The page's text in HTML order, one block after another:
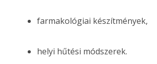
farmakológiai készítmények,
helyi hűtési módszerek.